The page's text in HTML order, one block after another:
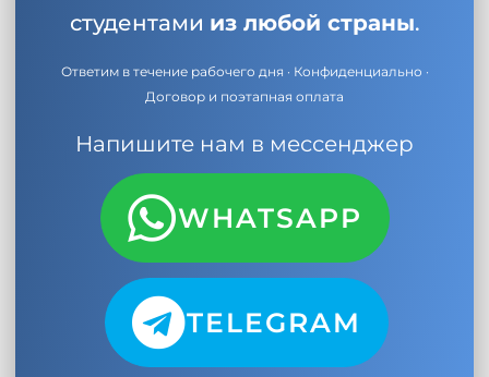
студентами из любой страны.
Ответим в течение рабочего дня · Конфиденциально ·
Договор и поэтапная оплата
Напишите нам в мессенджер
WHATSAPP
TELEGRAM